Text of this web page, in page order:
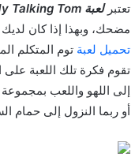
تعتبرلعبة ‏My Talking Tom مهكرة
مضحك، وبهذا إذا كان لديك
تحميل لعبة توم المتكلم
تقوم فكرة تلك اللعبة على
إلى اللهو واللعب
أو ربما النزول إلى حمام